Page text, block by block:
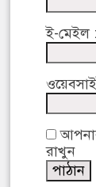
ই-মেইল :
রাখুন